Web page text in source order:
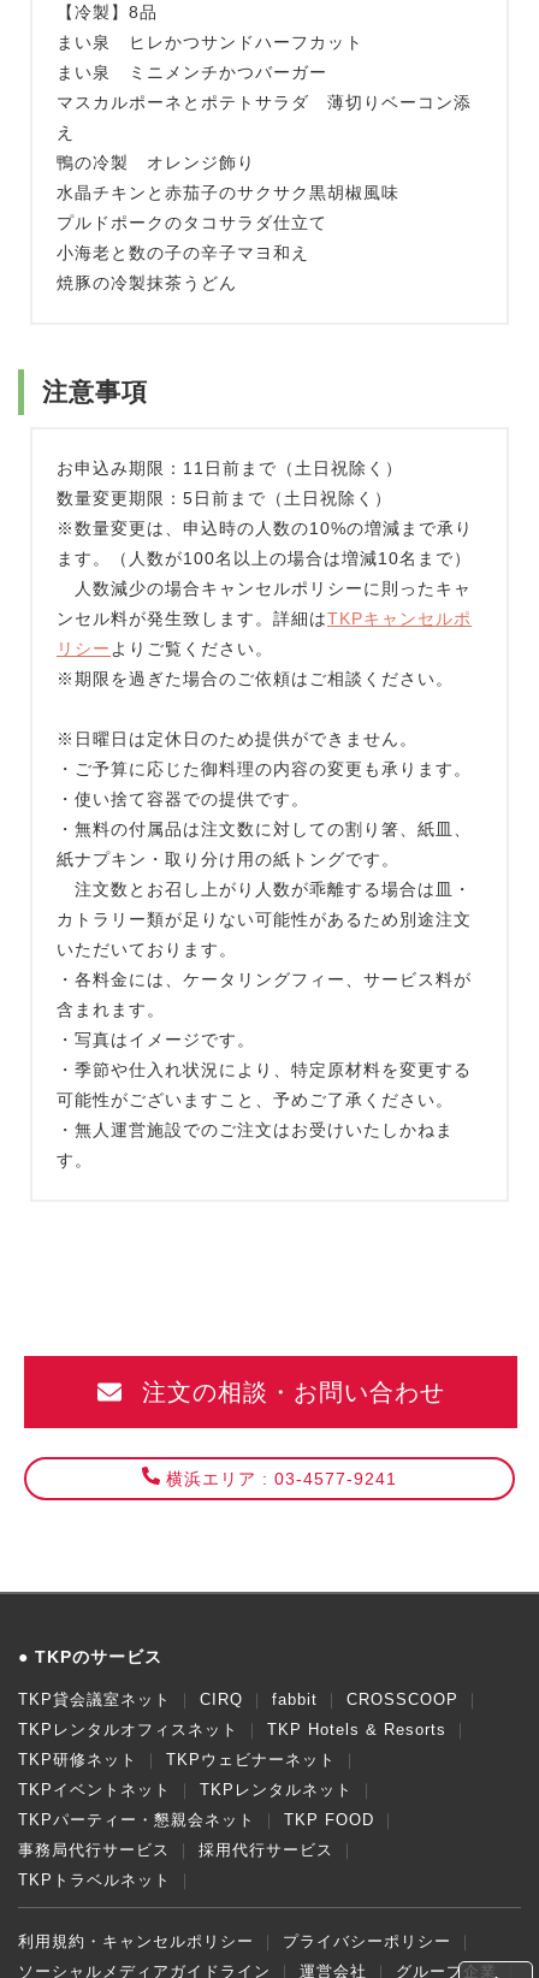
【冷製】8品
まい泉 ヒレかつサンドハーフカット
まい泉 ミニメンチかつバーガー
マスカルポーネとポテトサラダ 薄切りベーコン添
え
鴨の冷製 オレンジ飾り
水晶チキンと赤茄子のサクサク黒胡椒風味
プルドポークのタコサラダ仕立て
小海老と数の子の辛子マヨ和え
焼豚の冷製抹茶うどん
注意事項
お申込み期限：11日前まで（土日祝除く）
数量変更期限：5日前まで（土日祝除く）
※数量変更は、申込時の人数の10%の増減まで承り
ます。（人数が100名以上の場合は増減10名まで）
人数減少の場合キャンセルポリシーに則ったキャ
ンセル料が発生致します。詳細はTKPキャンセルポ
リシー よりご覧ください。
※期限を過ぎた場合のご依頼はご相談ください。
※日曜日は定休日のため提供ができません。
・ご予算に応じた御料理の内容の変更も承ります。
・使い捨て容器での提供です。
・無料の付属品は注文数に対しての割り箸、紙皿、
紙ナプキン・取り分け用の紙トングです。
注文数とお召し上がり人数が乖離する場合は皿・
カトラリー類が足りない可能性があるため別途注文
いただいております。
・各料金には、ケータリングフィー、サービス料が
含まれます。
・写真はイメージです。
・季節や仕入れ状況により、特定原材料を変更する
可能性がございますこと、予めご了承ください。
・無人運営施設でのご注文はお受けいたしかねま
す。
注文の相談・お問い合わせ
横浜エリア : 03-4577-9241
TKPのサービス
TKP貸会議室ネット CIRQ fabbit
CROSSCOOP
TKPレンタルオフィスネット
TKP Hotels & Resorts
TKP研修ネット
TKPウェビナーネット
TKPイベントネット
TKPレンタルネット
TKPパーティー・懇親会ネット
TKP FOOD
事務局代行サービス
採用代行サービス
TKPトラベルネット
利用規約・キャンセルポリシー
プライバシーポリシー
ソーシャルメディアガイドライン
運営会社 グループ企業